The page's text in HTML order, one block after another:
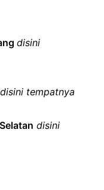
disini
disini tempatnya
disini